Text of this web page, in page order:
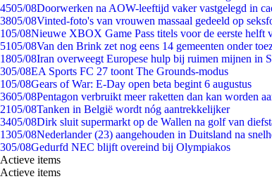
4505/08Doorwerken na AOW-leeftijd vaker vastgelegd in
3805/08Vinted-foto's van vrouwen massaal gedeeld op
105/08Nieuwe XBOX Game Pass titels voor de eerste helft
5105/08Van den Brink zet nog eens 14 gemeenten onder
1805/08Iran overweegt Europese hulp bij ruimen mijnen in
305/08EA Sports FC 27 toont The Grounds-modus
105/08Gears of War: E-Day open beta begint 6 augustus
3605/08Pentagon verbruikt meer raketten dan kan worden
2105/08Tanken in België wordt nóg aantrekkelijker
3405/08Dirk sluit supermarkt op de Wallen na golf van
1305/08Nederlander (23) aangehouden in Duitsland na
305/08Gedurfd NEC blijft overeind bij Olympiakos
Actieve items
Actieve items